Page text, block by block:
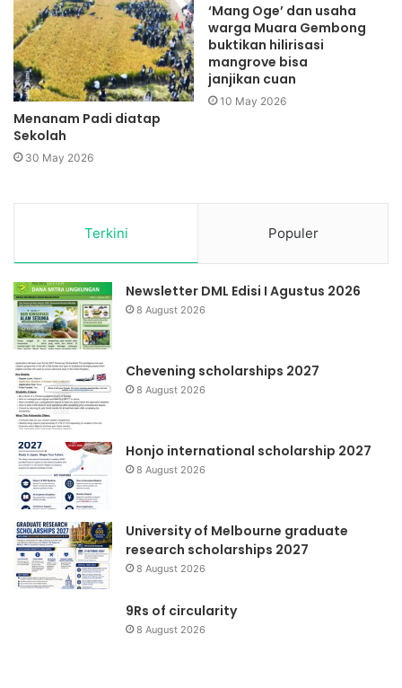
Menanam Padi diatap
Sekolah
30 May 2026
‘Mang Oge’ dan usaha
warga Muara Gembong
buktikan hilirisasi
mangrove bisa
janjikan cuan
10 May 2026
Terkini Populer
Newsletter DML Edisi I Agustus 2026
8 August 2026
Chevening scholarships 2027
8 August 2026
Honjo international scholarship 2027
8 August 2026
University of Melbourne graduate
research scholarships 2027
8 August 2026
9Rs of circularity
8 August 2026